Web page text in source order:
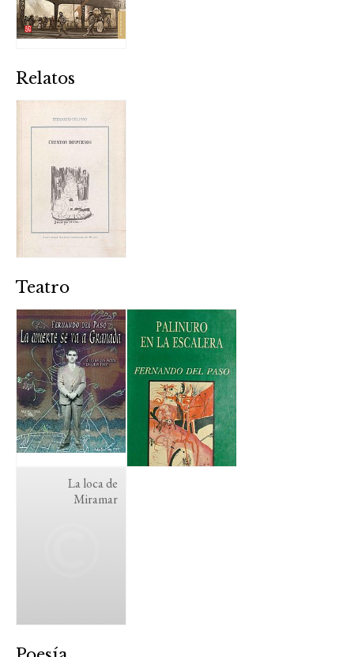
Relatos
Teatro
La loca de
Miramar